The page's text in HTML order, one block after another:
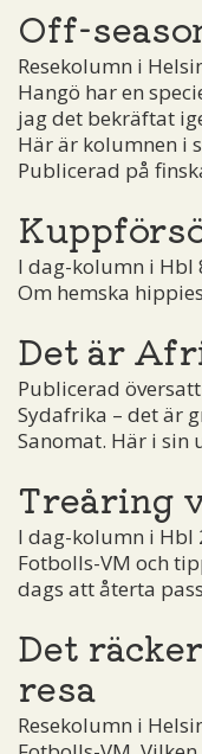
Off-
Resekolumn i
Hangö har en
jag det bekräftat
Här är kolumnen i
Publicerad på
I dag-kolumn i Hbl
Om hemska
Det är
Publicerad
Sydafrika – det är
Sanomat. Här i sin
Treåring
I dag-kolumn i Hbl
Fotbolls-VM och
dags att återta
Det
resa
Resekolumn i